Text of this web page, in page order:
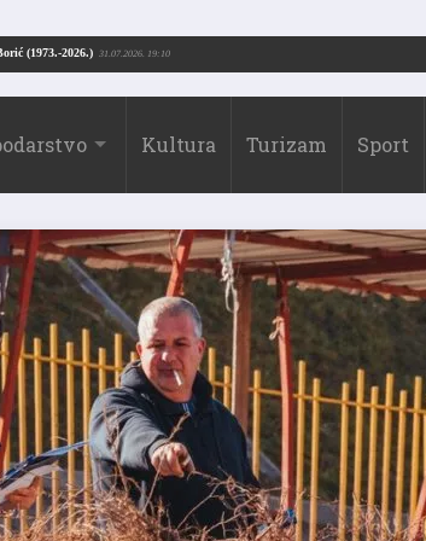
Drago Borić (1973.-2026.)
13:51
Kultura Turizam Sport